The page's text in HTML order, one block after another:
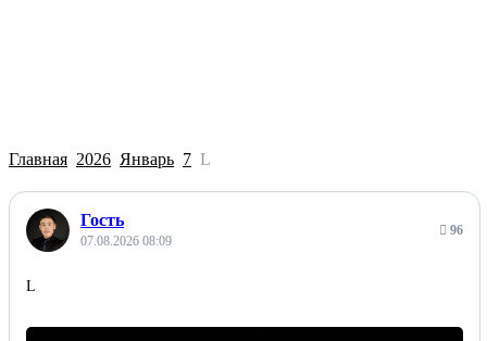
Главная 2026 Январь 7 L
Гость
07.08.2026 08:09
96
L